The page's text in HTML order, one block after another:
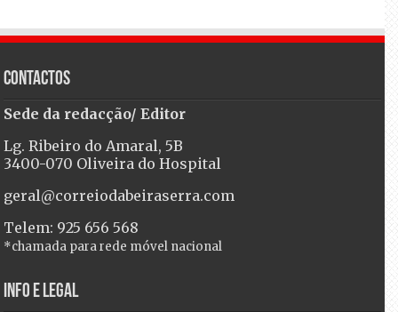
Contactos
Sede da redacção/ Editor
Lg. Ribeiro do Amaral, 5B
3400-070 Oliveira do Hospital
geral@correiodabeiraserra.com
Telem: 925 656 568
*chamada para rede móvel nacional
Info e Legal